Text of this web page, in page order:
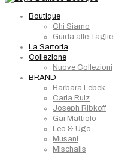
Boutique
Chi Siamo
Guida alle Taglie
La Sartoria
Collezione
Nuove Collezioni
BRAND
Barbara Lebek
Carla Ruiz
Joseph Ribkoff
Gai Mattiolo
Leo & Ugo
Musani
Mischalis